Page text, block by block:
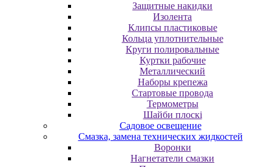
Защитные накидки
Изолента
Клипсы пластиковые
Кольца уплотнительные
Круги полировальные
Куртки рабочие
Металлический
Наборы крепежа
Стартовые провода
Термометры
Шайби плоскі
Садовое освещение
Смазка, замена технических жидкостей
Воронки
Нагнетатели смазки